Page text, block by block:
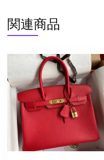
キ
ン
縫
内
縫
関連商品